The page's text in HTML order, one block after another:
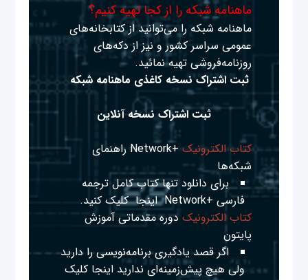
ماهنامه شبکه را از کجا تهیه کنیم؟
ماهنامه شبکه را می‌توانید از کتابخانه‌های
عمومی سراسر کشور و نیز از دکه‌های
روزنامه‌فروشی تهیه نمائید.
ثبت اشتراک نسخه کاغذی ماهنامه شبکه
ثبت اشتراک نسخه آنلاین
کتاب الکترونیک
+Network راهنمای
شبکه‌ها
برای دانلود تنها کتاب کامل ترجمه
فارسی +Network
اینجا کلیک کنید.
کتاب الکترونیک دوره مقدماتی آموزش
پایتون
اگر قصد یادگیری برنامه‌نویسی را دارید
ولی هیچ پیش‌زمینه‌ای نداریداینجا کلیک